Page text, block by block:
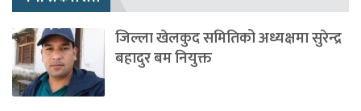
जिल्ला खेलकुद समितिको अध्यक्षमा सुरेन्द्र
बहादुर बम नियुक्त